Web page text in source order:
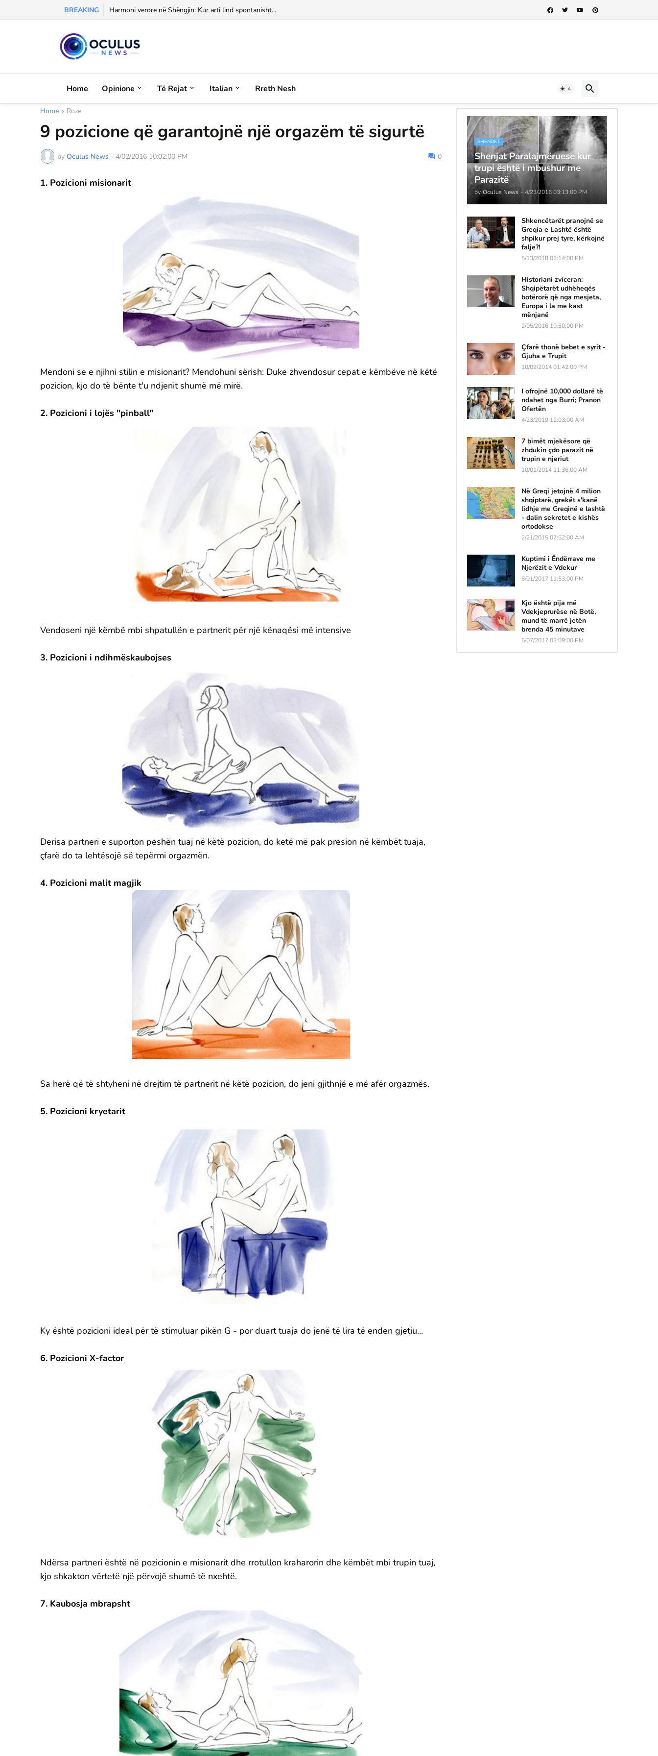
BREAKING Harmoni verore në Shëngjin: Kur arti lind spontanisht...
Morali, frika dhe dashuria...
Home Opinione Të Rejat Italian Rreth Nesh
Home Roze
9 pozicione që garantojnë një orgazëm të sigurtë
by Oculus News - 4/02/2016 10:02:00 PM 0
1. Pozicioni misionarit
Mendoni se e njihni stilin e misionarit? Mendohuni sërish: Duke zhvendosur cepat e këmbëve në këtë
pozicion, kjo do të bënte t'u ndjenit shumë më mirë.
2. Pozicioni i lojës "pinball"
Vendoseni një këmbë mbi shpatullën e partnerit për një kënaqësi më intensive
3. Pozicioni i ndihmëskaubojses
Derisa partneri e suporton peshën tuaj në këtë pozicion, do ketë më pak presion në këmbët tuaja,
çfarë do ta lehtësojë së tepërmi orgazmën.
4. Pozicioni malit magjik
Sa herë që të shtyheni në drejtim të partnerit në këtë pozicion, do jeni gjithnjë e më afër orgazmës.
5. Pozicioni kryetarit
Ky është pozicioni ideal për të stimuluar pikën G - por duart tuaja do jenë të lira të enden gjetiu...
6. Pozicioni X-factor
Ndërsa partneri është në pozicionin e misionarit dhe rrotullon kraharorin dhe këmbët mbi trupin tuaj,
kjo shkakton vërtetë një përvojë shumë të nxehtë.
7. Kaubosja mbrapsht
SHENDET
Shenjat Paralajmëruese kur
trupi është i mbushur me
Parazitë
by Oculus News - 4/23/2016 03:13:00 PM
Shkencëtarët pranojnë se
Greqia e Lashtë është
shpikur prej tyre, kërkojnë
falje?!
5/13/2018 01:14:00 PM
Historiani zviceran:
Shqipëtarët udhëheqës
botërorë që nga mesjeta,
Europa i la me kast
mënjanë
2/05/2016 10:50:00 PM
Çfarë thonë bebet e syrit -
Gjuha e Trupit
10/09/2014 01:42:00 PM
I ofrojnë 10,000 dollarë të
ndahet nga Burri; Pranon
Ofertën
4/23/2019 12:03:00 AM
7 bimët mjekësore që
zhdukin çdo parazit në
trupin e njeriut
10/01/2014 11:36:00 AM
Në Greqi jetojnë 4 milion
shqiptarë, grekët s'kanë
lidhje me Greqinë e lashtë
- dalin sekretet e kishës
ortodokse
2/21/2015 07:52:00 AM
Kuptimi i Ëndërrave me
Njerëzit e Vdekur
5/01/2017 11:53:00 PM
Kjo është pija më
Vdekjeprurëse në Botë,
mund të marrë jetën
brenda 45 minutave
5/07/2017 03:09:00 PM